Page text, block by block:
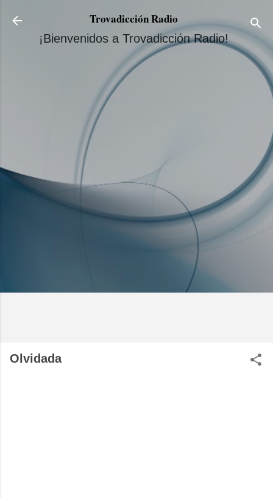
Ir al contenido principal
Trovadicción Radio
¡Bienvenidos a Trovadicción Radio!
Olvidada